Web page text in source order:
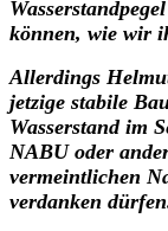
können, wie wir
Allerdings
jetzige stabile
Wasserstand im
NABU oder
vermeintlichen
verdanken